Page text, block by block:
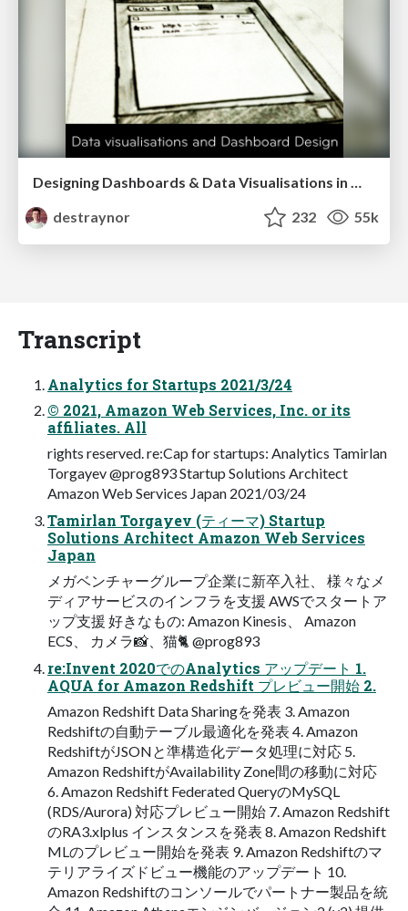
Designing Dashboards & Data Visualisations in Web Apps
destraynor
232 55k
Transcript
Analytics for Startups 2021/3/24
© 2021, Amazon Web Services, Inc. or its
affiliates. All
rights reserved. re:Cap for startups: Analytics Tamirlan
Torgayev @prog893 Startup Solutions Architect
Amazon Web Services Japan 2021/03/24
Tamirlan Torgayev (ティーマ) Startup
Solutions Architect Amazon Web Services
Japan
メガベンチャーグループ企業に新卒⼊社、 様々なメ
ディアサービスのインフラを⽀援 AWSでスタートア
ップ⽀援 好きなもの: Amazon Kinesis、 Amazon
ECS、 カメラ📸、猫🐈 @prog893
re:Invent 2020でのAnalytics アップデート 1.
AQUA for Amazon Redshift プレビュー開始 2.
Amazon Redshift Data Sharingを発表 3. Amazon
Redshiftの⾃動テーブル最適化を発表 4. Amazon
RedshiftがJSONと準構造化データ処理に対応 5.
Amazon RedshiftがAvailability Zone間の移動に対応
6. Amazon Redshift Federated QueryのMySQL
(RDS/Aurora) 対応プレビュー開始 7. Amazon Redshift
のRA3.xlplus インスタンスを発表 8. Amazon Redshift
MLのプレビュー開始を発表 9. Amazon Redshiftのマ
テリアライズドビュー機能のアップデート 10.
Amazon Redshiftのコンソールでパートナー製品を統